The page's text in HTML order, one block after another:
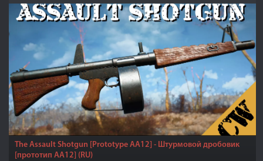
The Assault Shotgun [Prototype AA12] - Штурмовой дробовик
[прототип AA12] (RU)